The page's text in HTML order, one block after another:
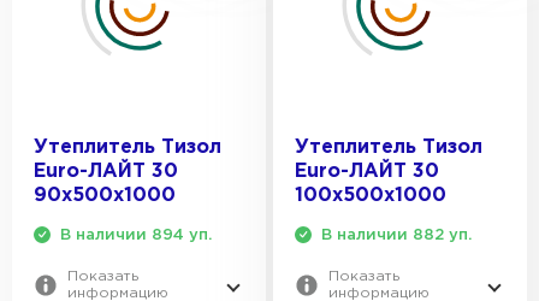
Утеплитель Тизол
Euro-ЛАЙТ 30
90х500х1000
В наличии 894 уп.
Показать
информацию
Утеплитель Тизол
Euro-ЛАЙТ 30
100х500х1000
В наличии 882 уп.
Показать
информацию
Утеплитель Изомин
ПЕРЕЙТИ
Утеплитель Тимплэкс